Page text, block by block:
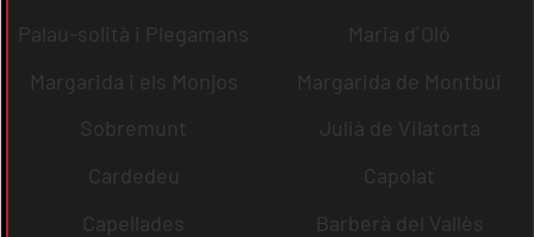
Palau-solità i Plegamans
Maria d´Oló
Margarida i els Monjos
Margarida de Montbui
Sobremunt
Julià de Vilatorta
Cardedeu
Capolat
Capellades
Barberà del Vallès